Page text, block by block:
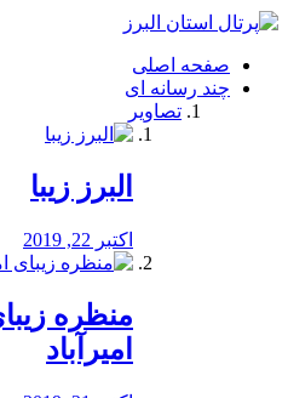
فصد
شرق
تهران
خشکشویی
صفحه اصلی
چند رسانه ای
تصاویر
البرز زیبا
اکتبر 22, 2019
منظره‌‌
امیرآباد